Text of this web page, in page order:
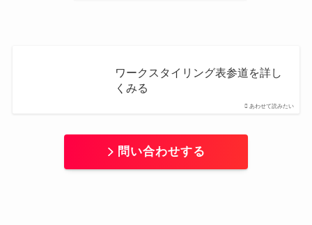
あわせて読みたい
ワークスタイリング表参道を詳し
くみる
問い合わせする